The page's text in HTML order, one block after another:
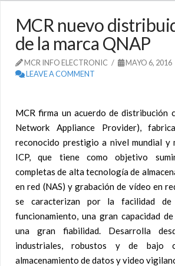
MCR nuevo
de la marca QNAP
MCR INFO ELECTRONIC MAYO 6, 2016
LEAVE A COMMENT
MCR firma un acuerdo de distribución
Network Appliance Provider),
reconocido prestigio a nivel mundial y
ICP, que tiene como objetivo
completas de alta tecnología de
en red (NAS) y grabación de vídeo en
se caracterizan por la facilidad
funcionamiento, una gran capacidad
una gran fiabilidad. Desarrolla
industriales, robustos y de bajo
almacenamiento de datos y video